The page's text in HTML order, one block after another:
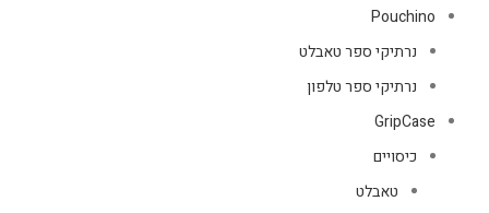
Pouchino
נרתיקי ספר טאבלט
נרתיקי ספר טלפון
GripCase
כיסויים
טאבלט